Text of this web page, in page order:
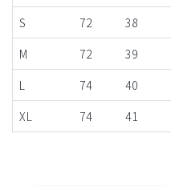
S
72 38
M
72 39
L
74 40
XL
74 41